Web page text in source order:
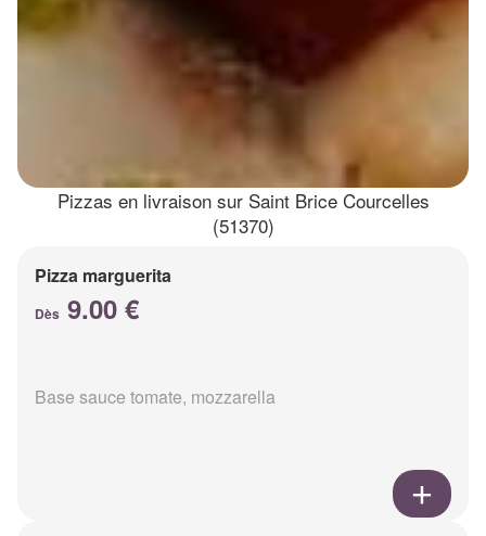
Pizzas en livraison sur Saint Brice Courcelles
(51370)
Pizza marguerita
Dès 9.00 €
Base sauce tomate, mozzarella